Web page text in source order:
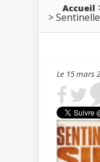
Accueil
>
Le 15 mars